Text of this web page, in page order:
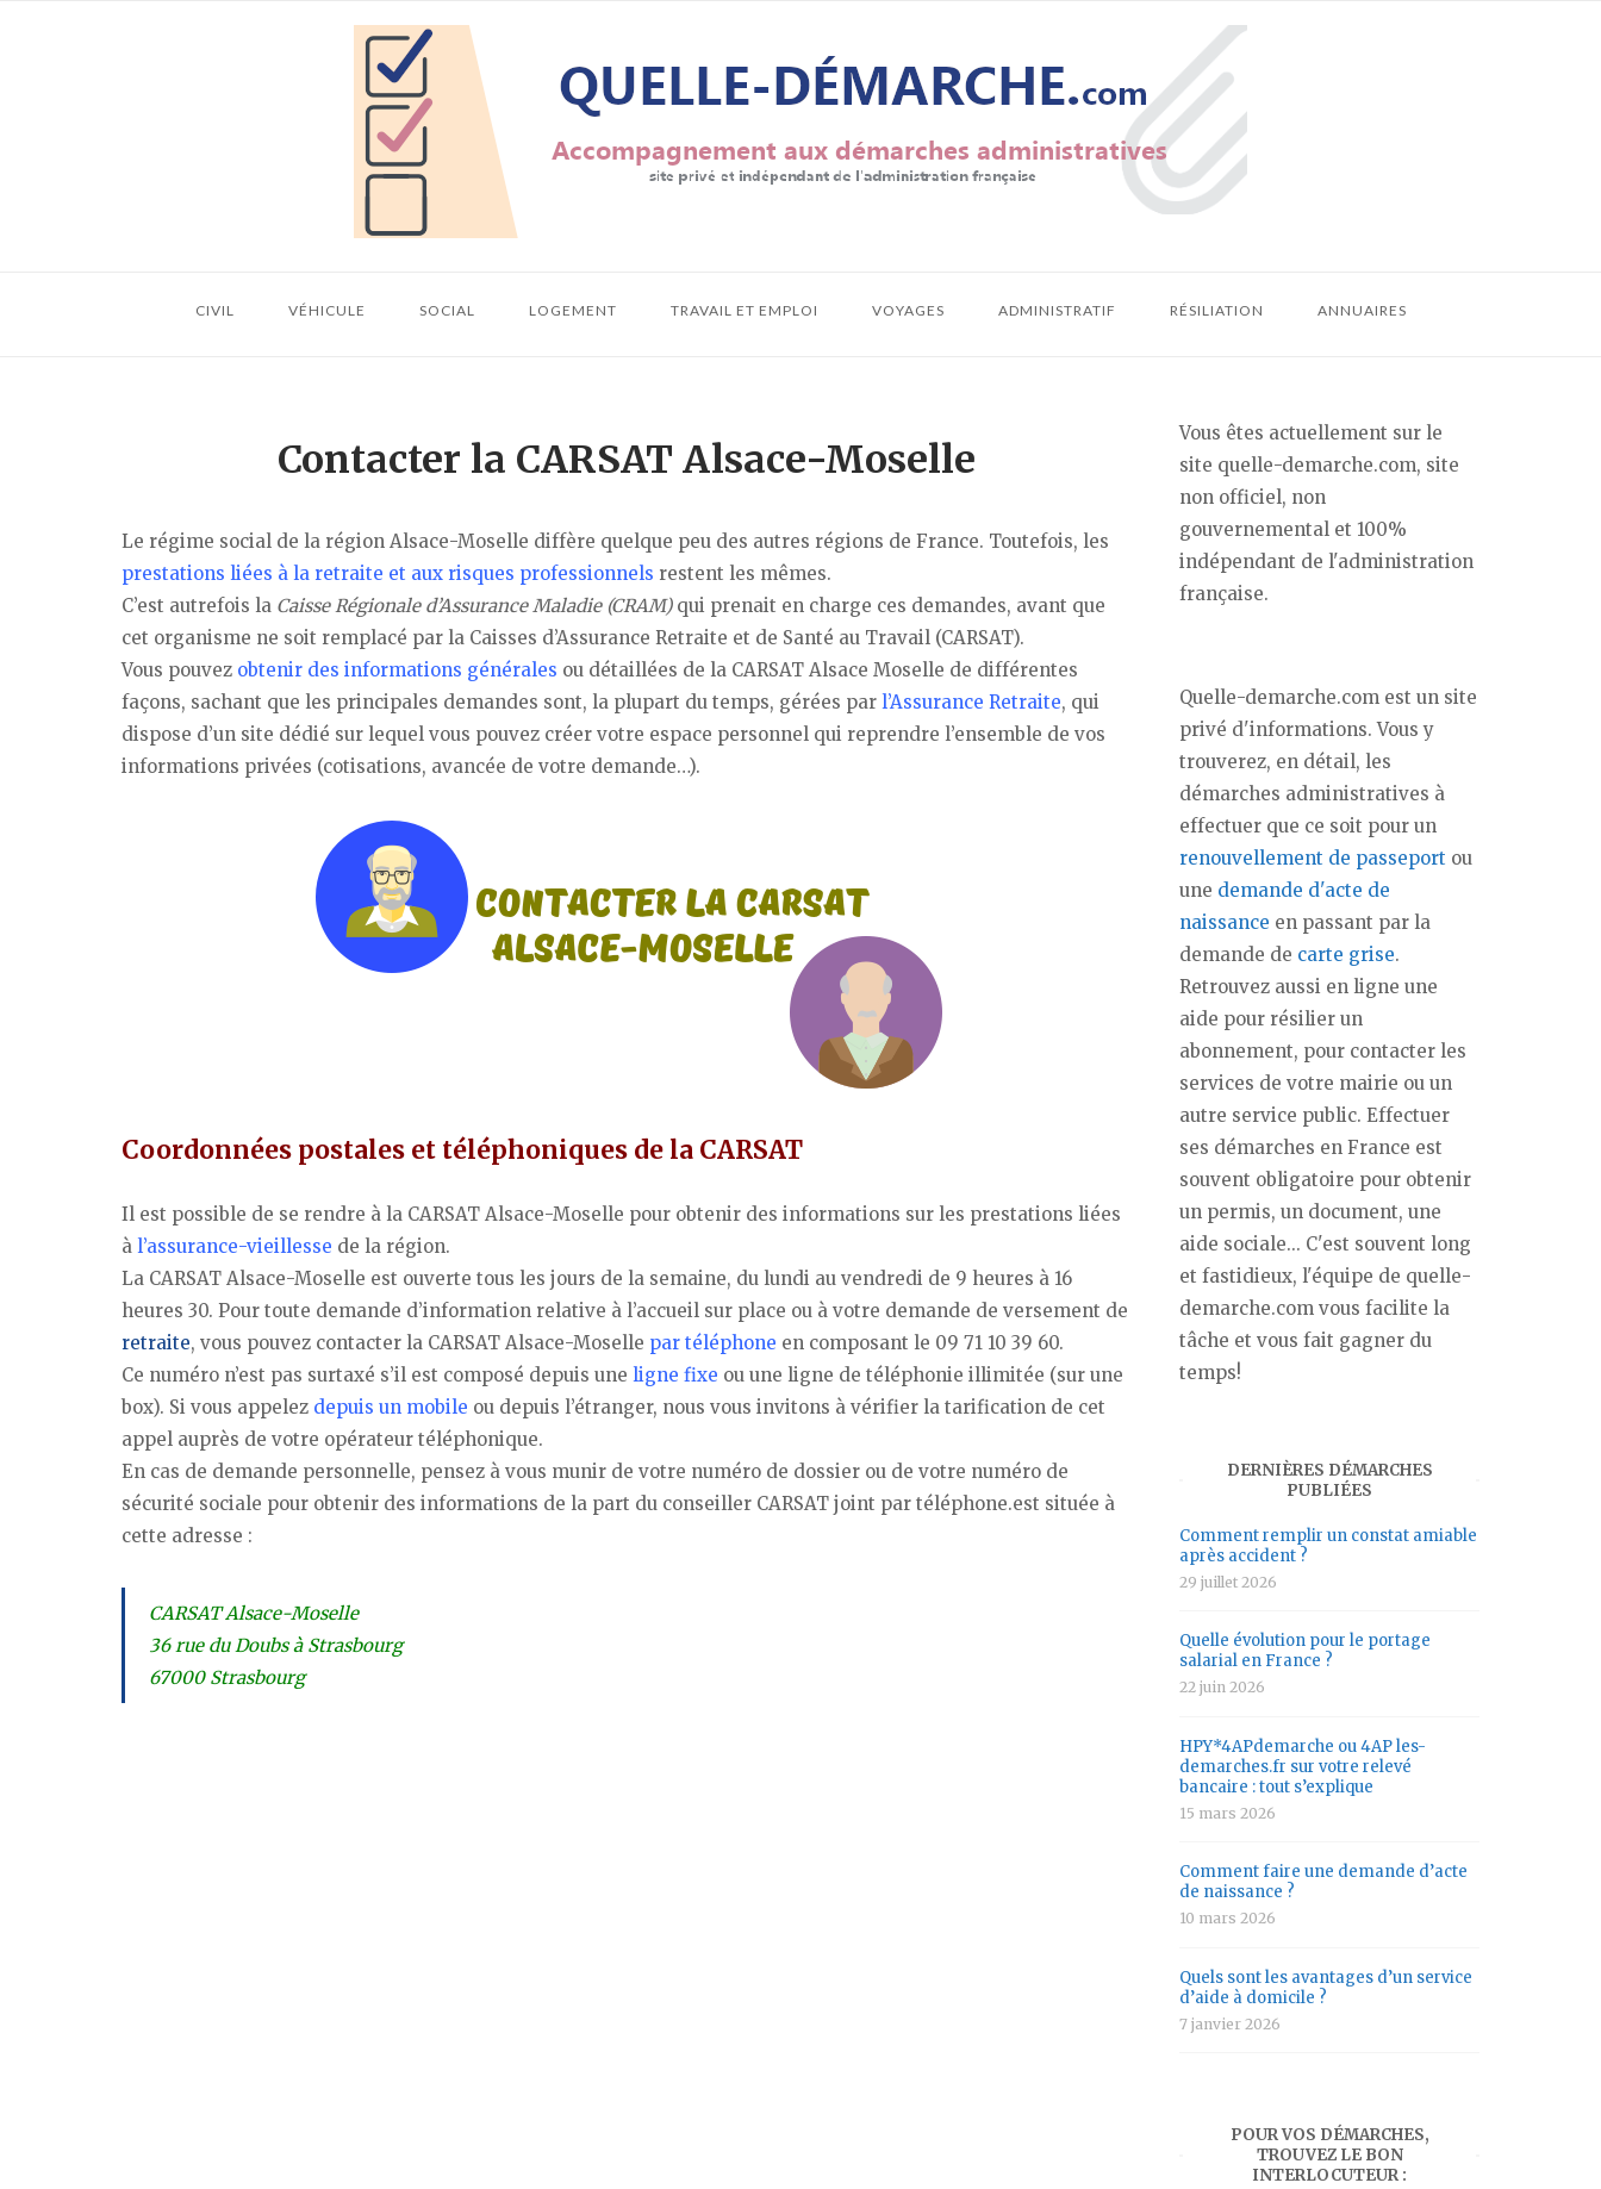
Home
CIVIL VÉHICULE SOCIAL LOGEMENT TRAVAIL ET EMPLOI VOYAGES ADMINISTRATIF RÉSILIATION ANNUAIRES
Contacter la CARSAT Alsace-Moselle
Le régime social de la région Alsace-Moselle diffère quelque peu des autres régions de France. Toutefois, les
prestations liées à la retraite et aux risques professionnels restent les mêmes.
C’est autrefois la Caisse Régionale d’Assurance Maladie (CRAM)qui prenait en charge ces demandes, avant que
cet organisme ne soit remplacé par la Caisses d’Assurance Retraite et de Santé au Travail (CARSAT).
Vous pouvez obtenir des informations générales ou détaillées de la CARSAT Alsace Moselle de différentes
façons, sachant que les principales demandes sont, la plupart du temps, gérées par l’Assurance Retraite, qui
dispose d’un site dédié sur lequel vous pouvez créer votre espace personnel qui reprendre l’ensemble de vos
informations privées (cotisations, avancée de votre demande…).
Coordonnées postales et téléphoniques de la CARSAT
Il est possible de se rendre à la CARSAT Alsace-Moselle pour obtenir des informations sur les prestations liées
à l’assurance-vieillesse de la région.
La CARSAT Alsace-Moselle est ouverte tous les jours de la semaine, du lundi au vendredi de 9 heures à 16
heures 30. Pour toute demande d’information relative à l’accueil sur place ou à votre demande de versement de
retraite, vous pouvez contacter la CARSAT Alsace-Moselle par téléphone en composant le 09 71 10 39 60.
Ce numéro n’est pas surtaxé s’il est composé depuis une ligne fixe ou une ligne de téléphonie illimitée (sur une
box). Si vous appelez depuis un mobile ou depuis l’étranger, nous vous invitons à vérifier la tarification de cet
appel auprès de votre opérateur téléphonique.
En cas de demande personnelle, pensez à vous munir de votre numéro de dossier ou de votre numéro de
sécurité sociale pour obtenir des informations de la part du conseiller CARSAT joint par téléphone.est située à
cette adresse :
CARSAT Alsace-Moselle
36 rue du Doubs à Strasbourg
67000 Strasbourg
Vous êtes actuellement sur le
site quelle-demarche.com, site
non officiel, non
gouvernemental et 100%
indépendant de l'administration
française.
Quelle-demarche.com est un site
privé d'informations. Vous y
trouverez, en détail, les
démarches administratives à
effectuer que ce soit pour un
renouvellement de passeport ou
une demande d'acte de
naissance en passant par la
demande de carte grise.
Retrouvez aussi en ligne une
aide pour résilier un
abonnement, pour contacter les
services de votre mairie ou un
autre service public. Effectuer
ses démarches en France est
souvent obligatoire pour obtenir
un permis, un document, une
aide sociale... C'est souvent long
et fastidieux, l'équipe de quelle-
demarche.com vous facilite la
tâche et vous fait gagner du
temps!
DERNIÈRES DÉMARCHES
PUBLIÉES
Comment remplir un constat amiable
après accident ?
29 juillet 2026
Quelle évolution pour le portage
salarial en France ?
22 juin 2026
HPY*4APdemarche ou 4AP les-
demarches.fr sur votre relevé
bancaire : tout s’explique
15 mars 2026
Comment faire une demande d’acte
de naissance ?
10 mars 2026
Quels sont les avantages d’un service
d’aide à domicile ?
7 janvier 2026
POUR VOS DÉMARCHES,
TROUVEZ LE BON
INTERLOCUTEUR :